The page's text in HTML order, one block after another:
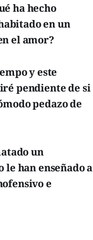
ha hecho
en un
el amor?
y este
pendiente de si
pedazo de
un
han enseñado a
e